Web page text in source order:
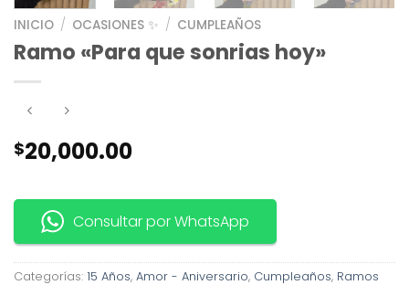
INICIO / OCASIONES ✨ / CUMPLEAÑOS
Ramo «Para que sonrias hoy»
$20,000.00
Consultar por WhatsApp
Categorías: 15 Años, Amor - Aniversario, Cumpleaños, Ramos